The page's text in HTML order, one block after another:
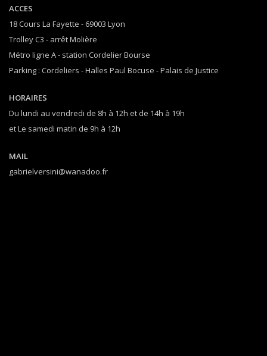
ACCES
18 Cours La Fayette - 69003 Lyon
Trolley C3 - arrêt Molière
Métro ligne A - station Cordelier Bourse
Parking : Cordeliers - Halles Paul Bocuse - Palais de Justice
HORAIRES
Du lundi au vendredi de 8h à 12h et de 14h à 19h
et Le samedi matin de 9h à 12h
MAIL
gabrielversini@wanadoo.fr